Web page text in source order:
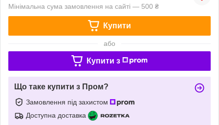
Мінімальна сума замовлення на сайті — 500 ₴
Купити
або
Купити з
Що таке купити з Пром?
Замовлення під захистом
Доступна доставка